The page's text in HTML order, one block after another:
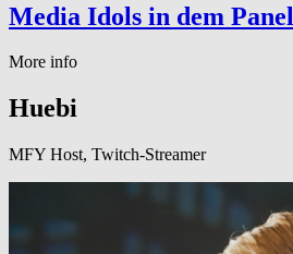
Media Idols in dem Panel
More info
Huebi
MFY Host, Twitch-Streamer